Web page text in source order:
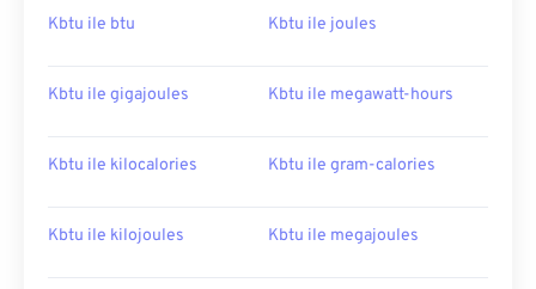
Kbtu ile btu Kbtu ile joules
Kbtu ile gigajoules Kbtu ile megawatt-hours
Kbtu ile kilocalories Kbtu ile gram-calories
Kbtu ile kilojoules Kbtu ile megajoules